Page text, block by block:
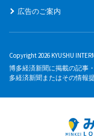
広告のご案内
Copyright 2026 KYUSHU
博多経済新聞に掲載の記事
多経済新聞またはその情報